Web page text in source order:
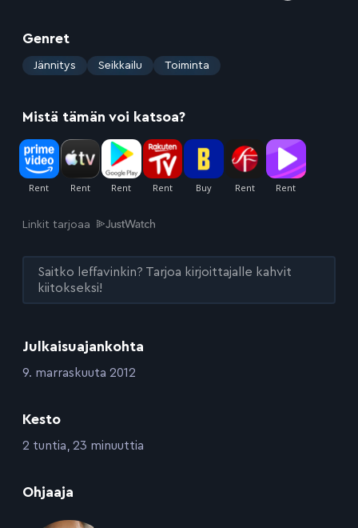
Julkaisuajankohta
:9. marraskuuta 2012
Kesto
:2 tuntia, 23 minuuttia
Ohjaaja
Genret
: Jännitys Seikkailu Toiminta
Mistä tämän voi katsoa?
Linkit tarjoaa
Saitko leffavinkin? Tarjoa kirjoittajalle kahvit
kiitokseksi!